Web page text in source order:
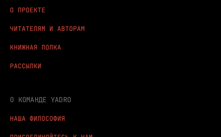
О ПРОЕКТЕ
ЧИТАТЕЛЯМ И АВТОРАМ
КНИЖНАЯ ПОЛКА
РАССЫЛКИ
О КОМАНДЕ YADRO
НАША ФИЛОСОФИЯ